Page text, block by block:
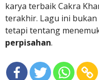
karya terbaik Cakra
terakhir. Lagu ini
tetapi tentang
perpisahan.